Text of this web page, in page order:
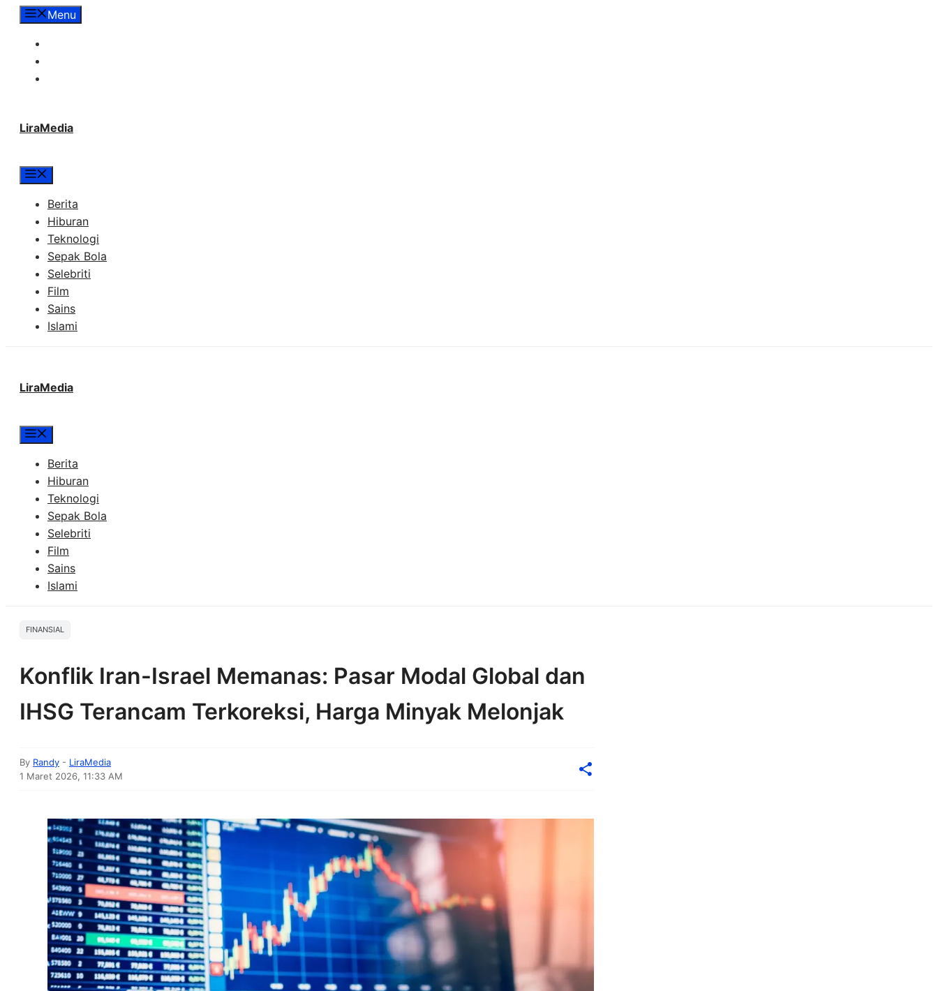
LangsungMenu
LiraMedia
Berita
Hiburan
Teknologi
Sepak Bola
Selebriti
Film
Sains
Islami
LiraMedia
Berita
Hiburan
Teknologi
Sepak Bola
Selebriti
Film
Sains
Islami
FINANSIAL
Konflik Iran-Israel Memanas: Pasar Modal Global dan
IHSG Terancam Terkoreksi, Harga Minyak Melonjak
By Randy - LiraMedia
1 Maret 2026, 11:33 AM